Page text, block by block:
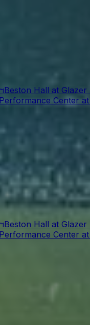
Beston Hall at
Center
Beston Hall at
Center